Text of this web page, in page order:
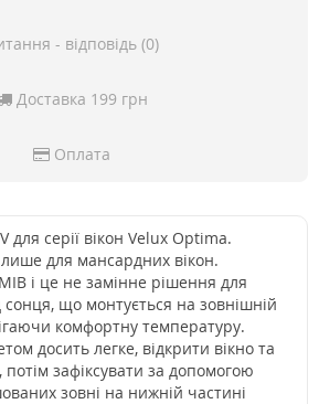
- відповідь (0)
Доставка 199 грн
Оплата
для серії вікон Velux Optima.
для мансардних вікон.
і це не замінне рішення для
сонця, що монтується на зовнішній
комфортну температуру.
досить легке, відкрити вікно та
зафіксувати за допомогою
зовні на нижній частині